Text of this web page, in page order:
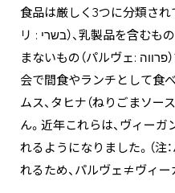
食品は厳しく3つに分類され
リ : בשרי）、乳製品を含むもの（ハラヴィ: חלבי）、どちらも含
まないもの（パルヴェ: פרווה）です。そのため、イスラエル社
会で間食やランチとして食
ムス、タヒナ（ねりごまソー
ん。近年これらは、ヴィー
れるようになりました。（注
れるため、パルヴェ≠ヴィー